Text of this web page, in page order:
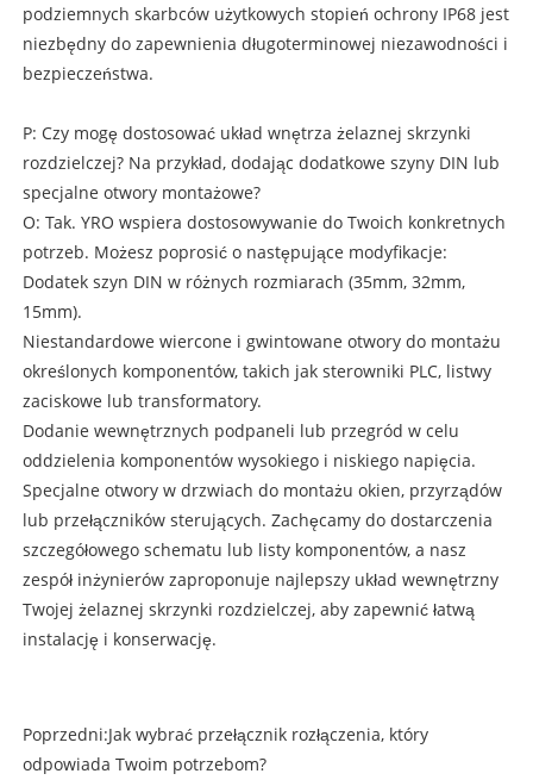
podziemnych skarbców użytkowych stopień ochrony IP68 jest
niezbędny do zapewnienia długoterminowej niezawodności i
bezpieczeństwa.
P: Czy mogę dostosować układ wnętrza żelaznej skrzynki
rozdzielczej? Na przykład, dodając dodatkowe szyny DIN lub
specjalne otwory montażowe?
O: Tak. YRO wspiera dostosowywanie do Twoich konkretnych
potrzeb. Możesz poprosić o następujące modyfikacje:
Dodatek szyn DIN w różnych rozmiarach (35mm, 32mm,
15mm).
Niestandardowe wiercone i gwintowane otwory do montażu
określonych komponentów, takich jak sterowniki PLC, listwy
zaciskowe lub transformatory.
Dodanie wewnętrznych podpaneli lub przegród w celu
oddzielenia komponentów wysokiego i niskiego napięcia.
Specjalne otwory w drzwiach do montażu okien, przyrządów
lub przełączników sterujących. Zachęcamy do dostarczenia
szczegółowego schematu lub listy komponentów, a nasz
zespół inżynierów zaproponuje najlepszy układ wewnętrzny
Twojej żelaznej skrzynki rozdzielczej, aby zapewnić łatwą
instalację i konserwację.
Poprzedni:Jak wybrać przełącznik rozłączenia, który
odpowiada Twoim potrzebom?